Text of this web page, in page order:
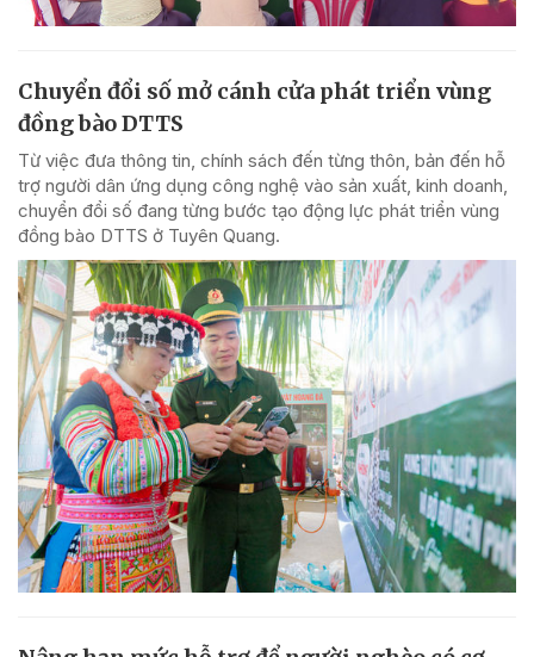
Chuyển đổi số mở cánh cửa phát triển vùng
đồng bào DTTS
Từ việc đưa thông tin, chính sách đến từng thôn, bản đến hỗ
trợ người dân ứng dụng công nghệ vào sản xuất, kinh doanh,
chuyển đổi số đang từng bước tạo động lực phát triển vùng
đồng bào DTTS ở Tuyên Quang.